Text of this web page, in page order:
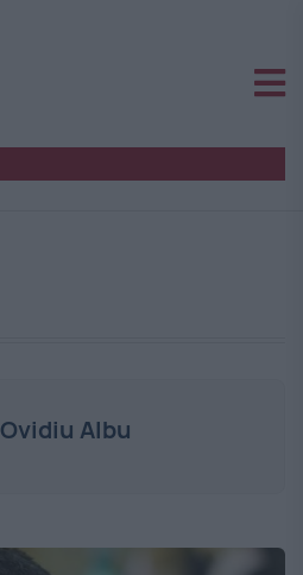
Ovidiu Albu